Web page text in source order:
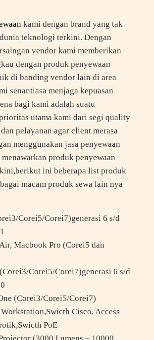
kami dengan brand yang tak
teknologi terkini. Dengan
vendor kami memberikan
dengan produk penyewaan
di banding vendor lain di area
senantiasa menjaga kepuasan
bagi kami adalah suatu
utama kami dari segi quality
pelayanan agar client merasa
menggunakan jasa penyewaan
produk penyewaan
ini beberapa list produk
macam produk sewa lain nya
Corei5/Corei7)generasi 6 s/d
Macbook Pro (Corei5 dan
Corei5/Corei7)generasi 6 s/d
(Corei3/Corei5/Corei7)
Workstation,Swicth Cisco, Access
PoE